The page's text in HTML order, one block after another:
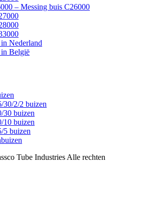
– Messing buis C26000
Nederland
België
30/2/2 buizen
30 buizen
10 buizen
5 buizen
Tube Industries Alle rechten